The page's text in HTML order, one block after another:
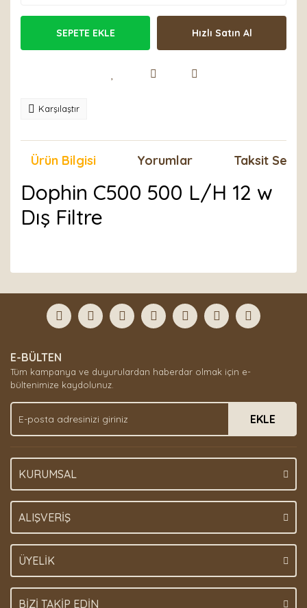
SEPETE EKLE Hızlı Satın Al
Karşılaştır
Ürün Bilgisi Yorumlar Taksit
Dophin C500 500 L/H 12 w
Dış Filtre
Yorum Yaz
formunu kullanarak tarafımıza iletebilirsiniz.
Görüş ve önerileriniz için teşekkür ederiz.
Ürün açıklamasında eksik bilgiler bulunuyor.
Ürün bilgilerinde hatalar bulunuyor.
Ürün fiyatı diğer sitelerden daha pahalı.
Bu ürüne benzer farklı alternatifler olmalı.
E-BÜLTEN
Tüm kampanya ve duyurulardan haberdar olmak için e-
bültenimize kaydolunuz.
EKLE
KURUMSAL
ALIŞVERİŞ
ÜYELİK
BİZİ TAKİP EDİN